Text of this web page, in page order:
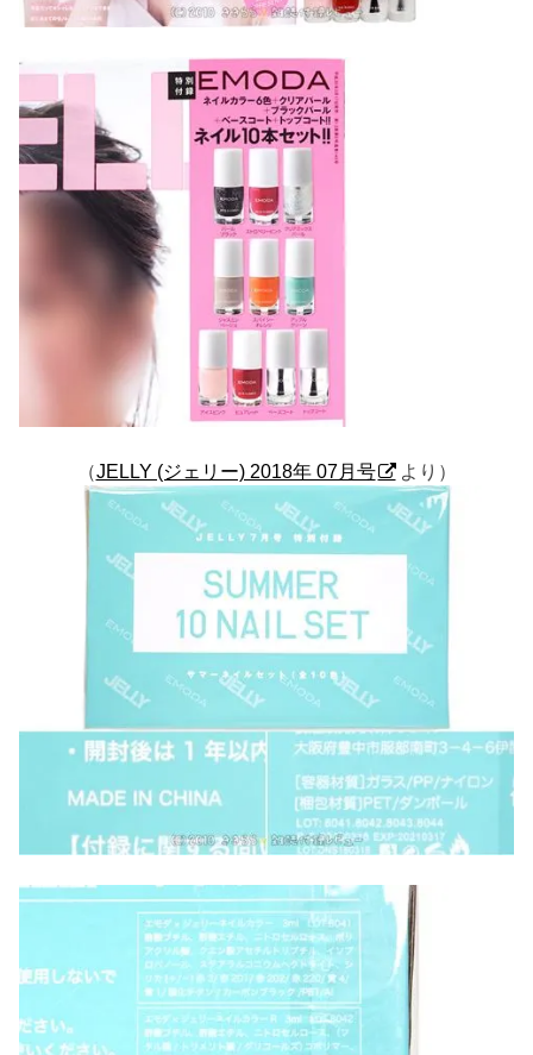
（JELLY (ジェリー) 2018年 07月号 より）